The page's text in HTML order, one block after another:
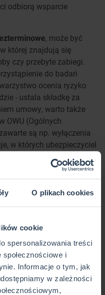
O plikach cookies
cookie
spersonalizowania treści
i
Informacje o tym, jak
w zależności
odbiorą wsparcie
, może być
której znajdują się
czy przebyte zabiegi.
do badań
ocenia ryzyko
- ustala składkę za
umowy, warto także
OWU (Ogólnych
są np. wyłączenia
w których ubezpieczyciel
otrzymał wypłatę
on podstawowych
a także odpowiada na
Od momentu podpisania
finansowe swojemu
musi opłacać składkę za